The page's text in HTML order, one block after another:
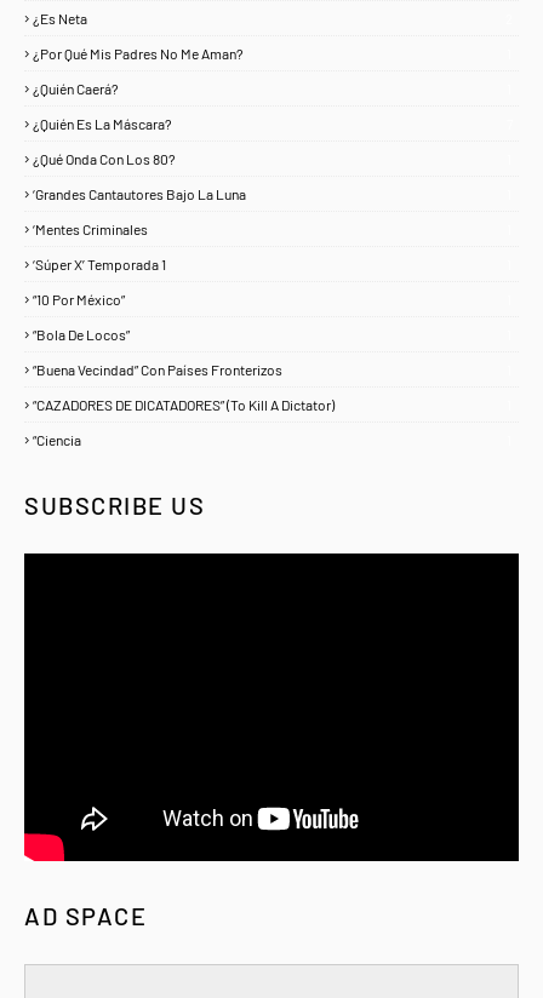
¿Es Neta
¿Por Qué Mis Padres No Me Aman?
¿Quién Caerá?
¿Quién Es La Máscara?
¿Qué Onda Con Los 80?
‘Grandes Cantautores Bajo La Luna
‘Mentes Criminales
‘Súper X’ Temporada 1
“10 Por México”
“Bola De Locos”
“Buena Vecindad” Con Países Fronterizos
“CAZADORES DE DICATADORES” (To Kill A Dictator)
“Ciencia
SUBSCRIBE US
AD SPACE